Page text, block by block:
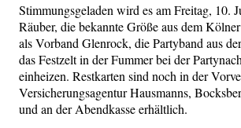
Stimmungsgeladen wird es am Freitag, 10.
Räuber, die bekannte Größe aus dem
als Vorband Glenrock, die Partyband aus
das Festzelt in der Fummer bei der
einheizen. Restkarten sind noch in der
Versicherungsagentur Hausmanns,
und an der Abendkasse erhältlich.